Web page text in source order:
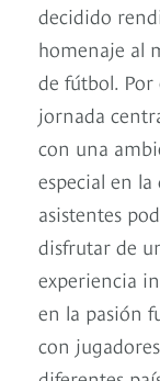
decidido
homenaje al
de fútbol. Por
jornada
con una
especial en la
asistentes
disfrutar de
experiencia
en la pasión
con